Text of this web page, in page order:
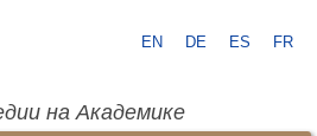
EN DE ES FR
на Академике